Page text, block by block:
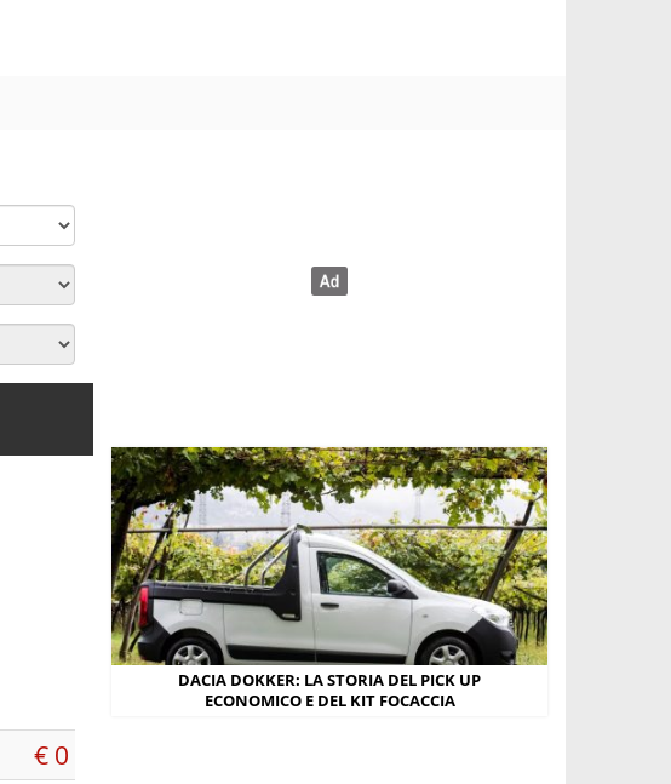
€ 0
DACIA DOKKER: LA STORIA DEL PICK UP
ECONOMICO E DEL KIT FOCACCIA